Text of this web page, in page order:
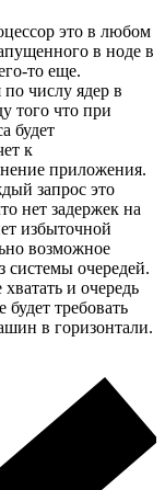
это в любом
в ноде в
то еще.
по числу ядер в
того что при
будет
к
приложения.
запрос это
нет задержек на
избыточной
возможное
системы очередей.
и очередь
будет требовать
в горизонтали.